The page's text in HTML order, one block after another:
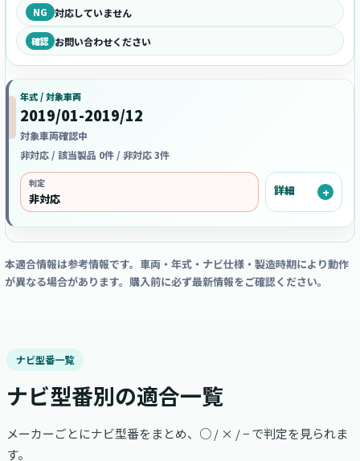
NG 対応していません
確認 お問い合わせください
年式 / 対象車両
2019/01-2019/12
対象車両確認中
非対応 / 該当製品 0件 / 非対応 3件
判定
非対応
詳細
本適合情報は参考情報です。車両・年式・ナビ仕様・製造時期により動作
が異なる場合があります。購入前に必ず最新情報をご確認ください。
ナビ型番一覧
ナビ型番別の適合一覧
メーカーごとにナビ型番をまとめ、○ / × / − で判定を見られま
す。